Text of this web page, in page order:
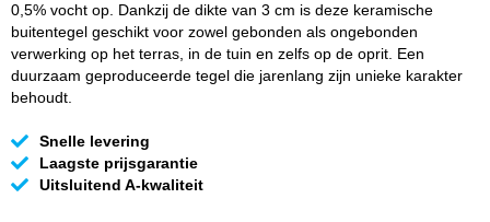
0,5% vocht op. Dankzij de dikte van 3 cm is deze keramische
buitentegel geschikt voor zowel gebonden als ongebonden
verwerking op het terras, in de tuin en zelfs op de oprit. Een
duurzaam geproduceerde tegel die jarenlang zijn unieke karakter
behoudt.
Snelle levering
Laagste prijsgarantie
Uitsluitend A-kwaliteit